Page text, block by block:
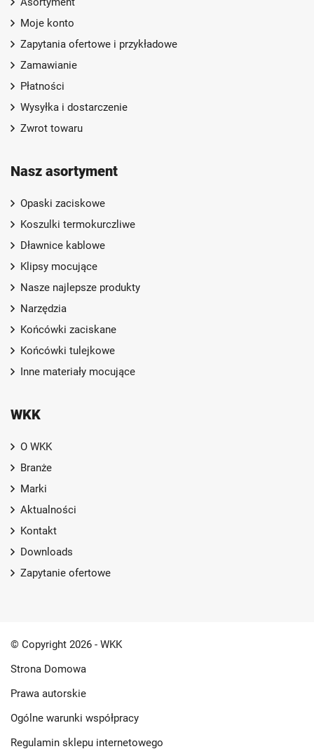
Moje konto
Zapytania ofertowe i przykładowe
Zamawianie
Płatności
Wysyłka i dostarczenie
Zwrot towaru
Nasz asortyment
Opaski zaciskowe
Koszulki termokurczliwe
Dławnice kablowe
Klipsy mocujące
Nasze najlepsze produkty
Narzędzia
Końcówki zaciskane
Końcówki tulejkowe
Inne materiały mocujące
WKK
O WKK
Branże
Marki
Aktualności
Kontakt
Downloads
Zapytanie ofertowe
© Copyright 2026 - WKK
Strona Domowa
Prawa autorskie
Ogólne warunki współpracy
Regulamin sklepu internetowego